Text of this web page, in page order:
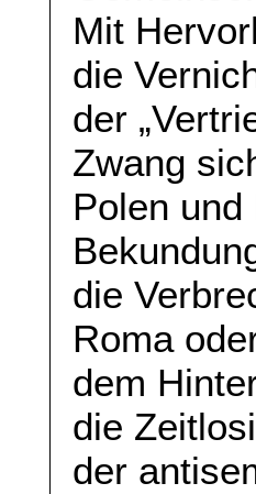
Mit
die
der
Zwang
Polen
die
Roma
dem
die
der